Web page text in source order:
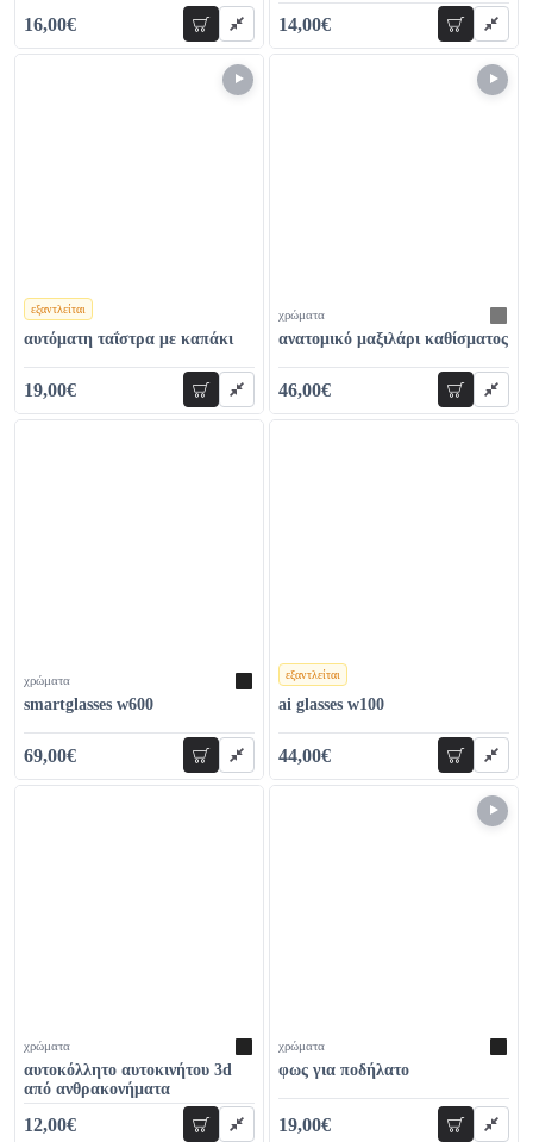
16,00€ προσθήκη 14,00€ προσθήκη
εξαντλείται
χρώματα
αυτόματη ταΐστρα με καπάκι
19,00€ προσθήκη
χρώματα
ανατομικό μαξιλάρι καθίσματος
46,00€ προσθήκη
χρώματα
smartglasses w600
69,00€ προσθήκη
εξαντλείται
χρώματα
ai glasses w100
44,00€ προσθήκη
χρώματα
αυτοκόλλητο αυτοκινήτου 3d
από ανθρακονήματα
12,00€ προσθήκη
χρώματα
φως για ποδήλατο
19,00€ προσθήκη